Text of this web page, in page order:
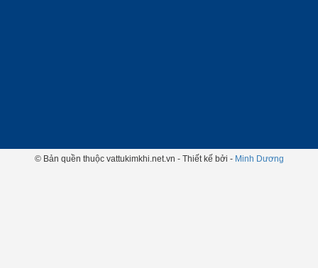
© Bản quền thuộc vattukimkhi.net.vn - Thiết kế bởi - Minh Dương